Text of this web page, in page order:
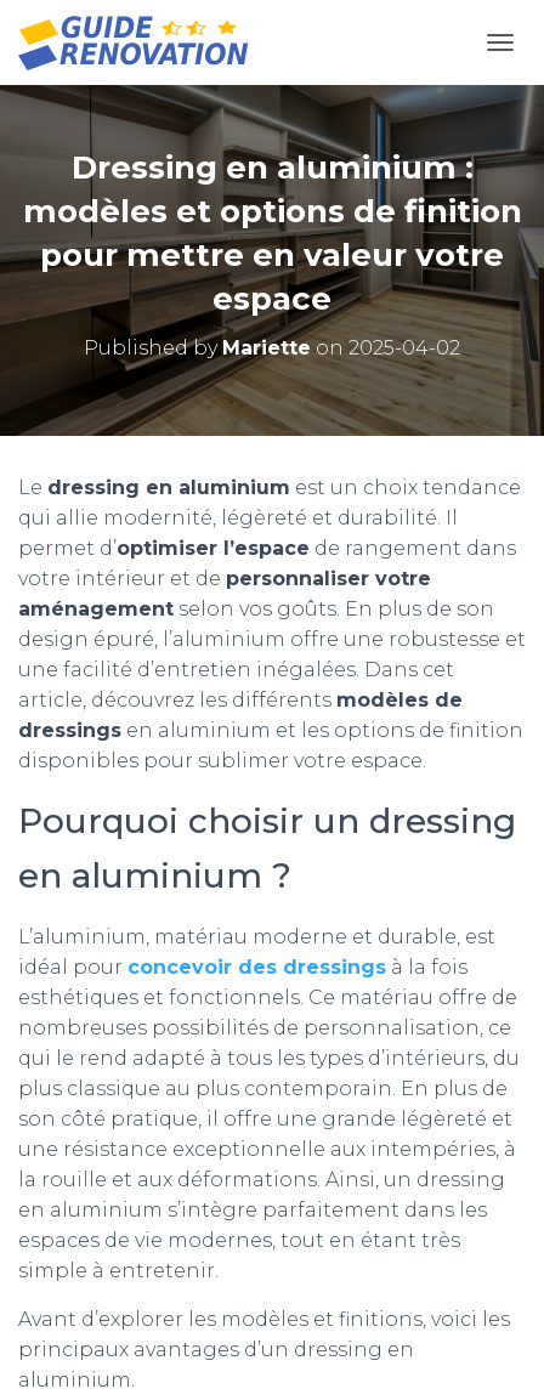
Dressing en aluminium :
modèles et options de finition
pour mettre en valeur votre
espace
Published by Mariette on2025-04-02
Le dressing en aluminium est un choix tendance
qui allie modernité, légèreté et durabilité. Il
permet d’optimiser l’espace de rangement dans
votre intérieur et de personnaliser votre
aménagement selon vos goûts. En plus de son
design épuré, l’aluminium offre une robustesse et
une facilité d’entretien inégalées. Dans cet
article, découvrez les différents modèles de
dressings en aluminium et les options de finition
disponibles pour sublimer votre espace.
Pourquoi choisir un dressing
en aluminium ?
L’aluminium, matériau moderne et durable, est
idéal pour concevoir des dressings à la fois
esthétiques et fonctionnels. Ce matériau offre de
nombreuses possibilités de personnalisation, ce
qui le rend adapté à tous les types d’intérieurs, du
plus classique au plus contemporain. En plus de
son côté pratique, il offre une grande légèreté et
une résistance exceptionnelle aux intempéries, à
la rouille et aux déformations. Ainsi, un dressing
en aluminium s’intègre parfaitement dans les
espaces de vie modernes, tout en étant très
simple à entretenir.
Avant d’explorer les modèles et finitions, voici les
principaux avantages d’un dressing en
aluminium.